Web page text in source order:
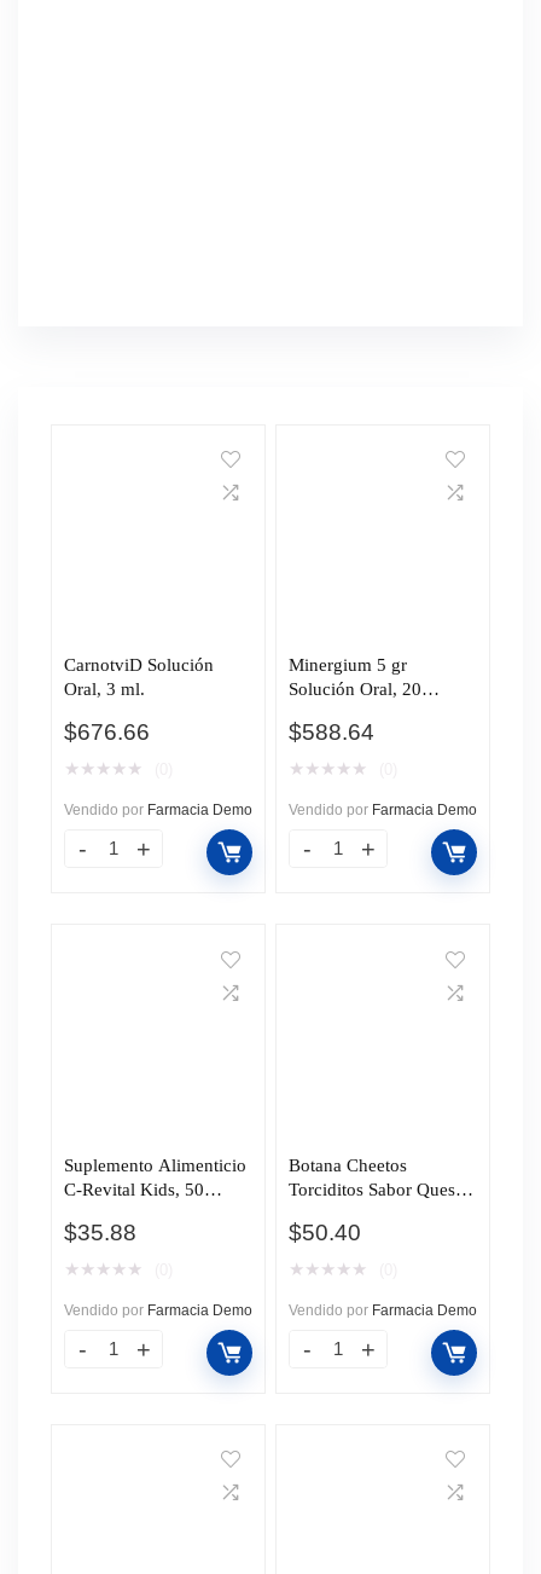
CarnotviD Solución
Oral, 3 ml.
$676.66
★ ★ ★ ★ ★
Vendido por Farmacia Demo
Minergium 5 gr
Solución Oral, 20
$588.64
★ ★ ★ ★ ★
Vendido por Farmacia Demo
Suplemento Alimenticio
C-Revital Kids, 50
$35.88
★ ★ ★ ★ ★
Vendido por Farmacia Demo
Botana Cheetos
Torciditos Sabor Queso
$50.40
★ ★ ★ ★ ★
Vendido por Farmacia Demo